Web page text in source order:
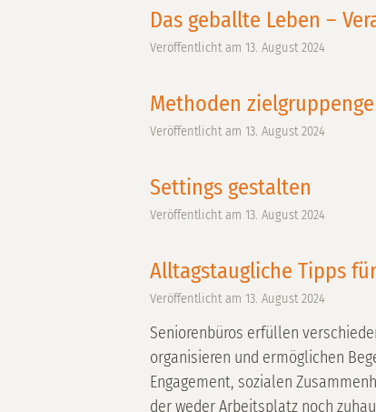
Das geballte Leben –
Veröffentlicht am 13. August 2024
Methoden
Veröffentlicht am 13. August 2024
Settings gestalten
Veröffentlicht am 13. August 2024
Alltagstaugliche Tipps
Veröffentlicht am 13. August 2024
Seniorenbüros erfüllen
organisieren und ermöglichen
Engagement, sozialen
der weder Arbeitsplatz noch